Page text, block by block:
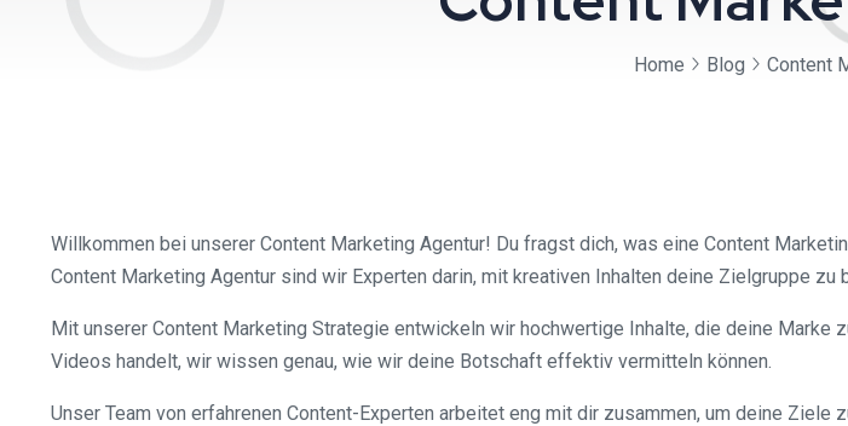
Home Blog Content
Willkommen bei unserer Content Marketing Agentur! Du fragst dich, was eine Content
Content Marketing Agentur sind wir Experten darin, mit kreativen Inhalten deine Zielgruppe zu
Mit unserer Content Marketing Strategie entwickeln wir hochwertige Inhalte, die deine
Videos handelt, wir wissen genau, wie wir deine Botschaft effektiv vermitteln können.
Unser Team von erfahrenen Content-Experten arbeitet eng mit dir zusammen, um deine